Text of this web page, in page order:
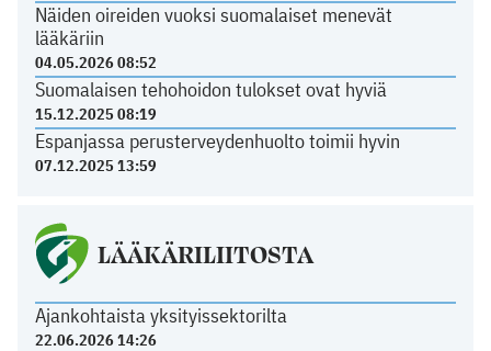
Näiden oireiden vuoksi suomalaiset menevät
lääkäriin
04.05.2026 08:52
Suomalaisen tehohoidon tulokset ovat hyviä
15.12.2025 08:19
Espanjassa perusterveydenhuolto toimii hyvin
07.12.2025 13:59
LÄÄKÄRILIITOSTA
Ajankohtaista yksityissektorilta
22.06.2026 14:26